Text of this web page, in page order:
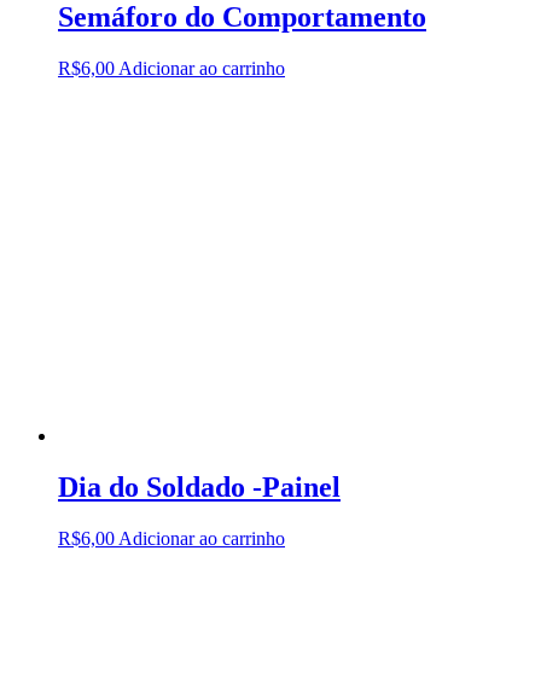
Semáforo do Comportamento
R$6,00 Adicionar ao carrinho
Dia do Soldado -Painel
R$6,00 Adicionar ao carrinho